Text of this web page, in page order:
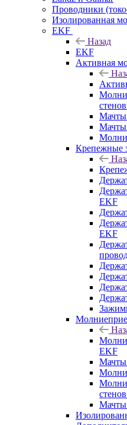
Проводники
Изолированная
EKF
Назад
EKF
Активная
Крепежные
EKF
EKF
EKF